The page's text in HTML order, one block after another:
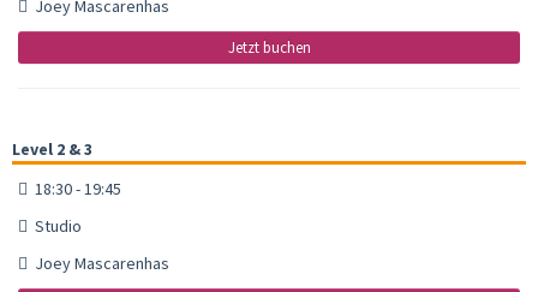
Joey Mascarenhas
Jetzt buchen
Level 2 & 3
18:30 - 19:45
Studio
Joey Mascarenhas